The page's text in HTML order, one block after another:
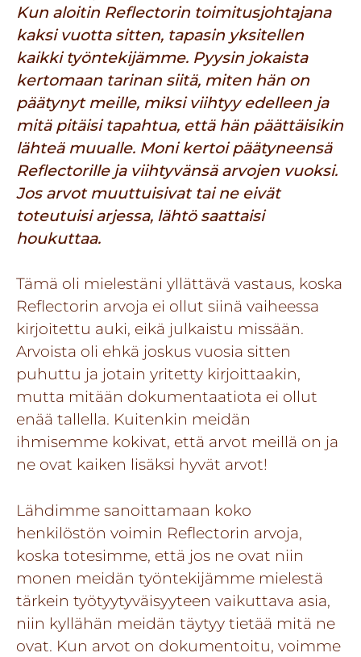
Kun aloitin Reflectorin toimitusjohtajana
kaksi vuotta sitten, tapasin yksitellen
kaikki työntekijämme. Pyysin jokaista
kertomaan tarinan siitä, miten hän on
päätynyt meille, miksi viihtyy edelleen ja
mitä pitäisi tapahtua, että hän päättäisikin
lähteä muualle. Moni kertoi päätyneensä
Reflectorille ja viihtyvänsä arvojen vuoksi.
Jos arvot muuttuisivat tai ne eivät
toteutuisi arjessa, lähtö saattaisi
houkuttaa.
Tämä oli mielestäni yllättävä vastaus, koska
Reflectorin arvoja ei ollut siinä vaiheessa
kirjoitettu auki, eikä julkaistu missään.
Arvoista oli ehkä joskus vuosia sitten
puhuttu ja jotain yritetty kirjoittaakin,
mutta mitään dokumentaatiota ei ollut
enää tallella. Kuitenkin meidän
ihmisemme kokivat, että arvot meillä on ja
ne ovat kaiken lisäksi hyvät arvot!
Lähdimme sanoittamaan koko
henkilöstön voimin Reflectorin arvoja,
koska totesimme, että jos ne ovat niin
monen meidän työntekijämme mielestä
tärkein työtyytyväisyyteen vaikuttava asia,
niin kyllähän meidän täytyy tietää mitä ne
ovat. Kun arvot on dokumentoitu, voimme